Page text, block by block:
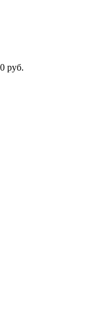
руб.